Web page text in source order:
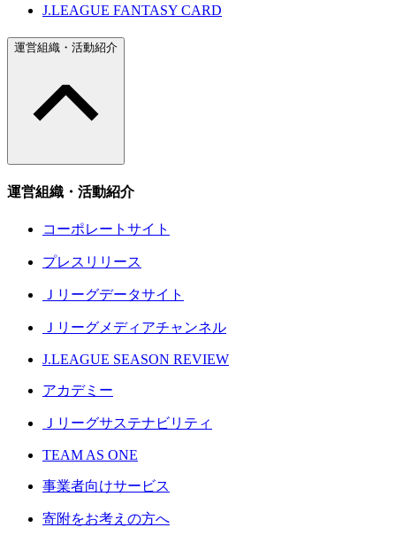
J.LEAGUE FANTASY CARD
運営組織・活動紹介
運営組織・活動紹介
コーポレートサイト
プレスリリース
Ｊリーグデータサイト
Ｊリーグメディアチャンネル
J.LEAGUE SEASON REVIEW
アカデミー
Ｊリーグサステナビリティ
TEAM AS ONE
事業者向けサービス
寄附をお考えの方へ